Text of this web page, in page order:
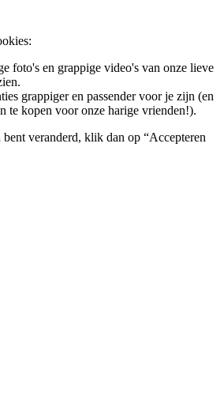
foto's en grappige video's van onze lieve
grappiger en passender voor je zijn (en
te kopen voor onze harige vrienden!).
bent veranderd, klik dan op “Accepteren